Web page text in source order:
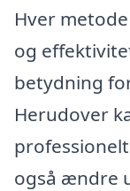
Hver
og
betydning
Herudover
også ændre